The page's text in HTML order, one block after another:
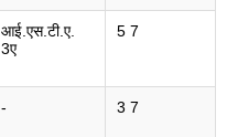
आई.एस.टी.ए.
3ए
5 7
- 3 7